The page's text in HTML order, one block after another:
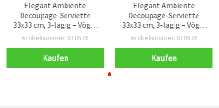
Elegant Ambiente
Decoupage-Serviette
33x33 cm, 3-lagig – Vögel
im Schnee Motiv, ideal für
Deko & DIY-Kunstprojekte
Artikelnummer: 810576
Kaufen
Elegant Ambiente
Decoupage-Serviette
33x33 cm, 3-lagig – Vögel
im Schnee Motiv, ideal für
Deko & DIY-Kunstprojekte
Artikelnummer: 810576
Kaufen